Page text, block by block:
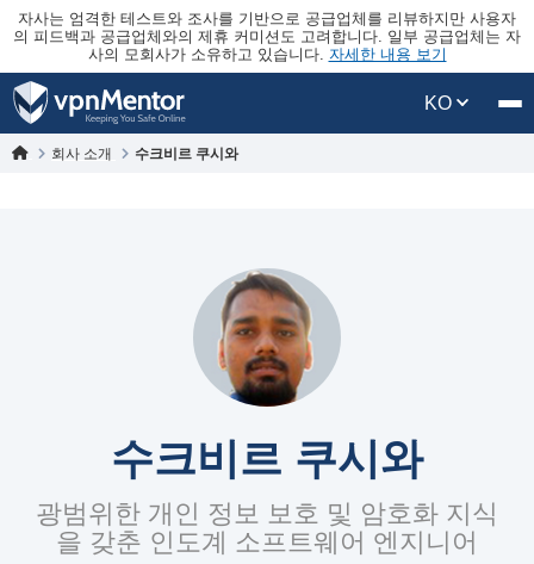
자사는 엄격한 테스트와 조사를 기반으로 공급업체를 리뷰하지만 사용자
의 피드백과 공급업체와의 제휴 커미션도 고려합니다. 일부 공급업체는 자
사의 모회사가 소유하고 있습니다. 자세한 내용 보기
KO
회사 소개 수크비르 쿠시와
수크비르 쿠시와
광범위한 개인 정보 보호 및 암호화 지식
을 갖춘 인도계 소프트웨어 엔지니어